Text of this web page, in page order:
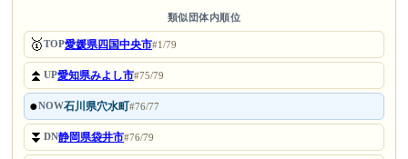
類似団体内順位
🥇TOP愛媛県四国中央市#1/79
⏫UP愛知県みよし市#75/79
●NOW石川県穴水町#76/77
⏬DN静岡県袋井市#76/79